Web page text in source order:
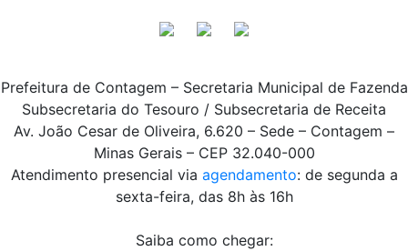
Prefeitura de Contagem – Secretaria Municipal de Fazenda
Subsecretaria do Tesouro / Subsecretaria de Receita
Av. João Cesar de Oliveira, 6.620 – Sede – Contagem –
Minas Gerais – CEP 32.040-000
Atendimento presencial via agendamento: de segunda a
sexta-feira, das 8h às 16h
Saiba como chegar: